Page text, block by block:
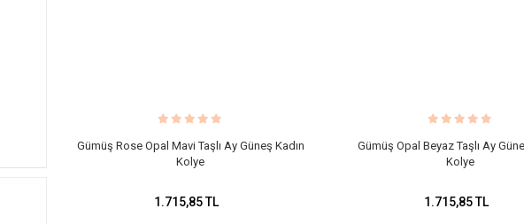
Gümüş Rose Opal Mavi Taşlı Ay Güneş Kadın
Kolye
1.715,85 TL
Gümüş Opal Beyaz Taşlı Ay
Kolye
1.715,85 TL